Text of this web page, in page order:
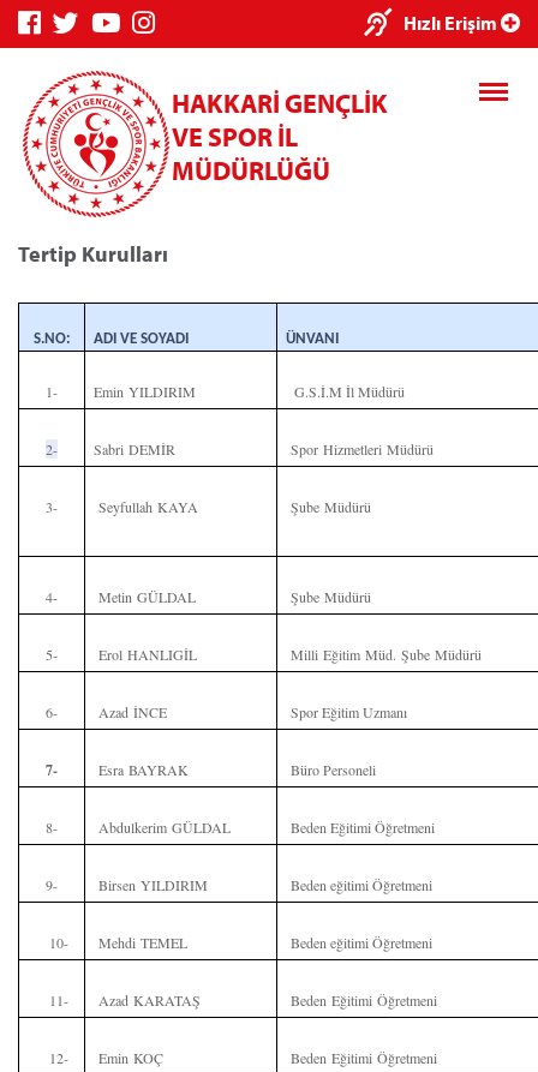
Hızlı Erişim
HAKKARİ GENÇLİK
VE SPOR İL
MÜDÜRLÜĞÜ
Tertip Kurulları
S.NO: ADI VE SOYADI ÜNVANI
1- Emin YILDIRIM G.S.İ.M İl Müdürü
2- Sabri DEMİR Spor Hizmetleri Müdürü
3- Seyfullah KAYA Şube Müdürü
4- Metin GÜLDAL Şube Müdürü
5- Erol HANLIGİL Milli Eğitim Müd. Şube Müdürü
6- Azad İNCE Spor Eğitim Uzmanı
7- Esra BAYRAK Büro Personeli
8- Abdulkerim GÜLDAL Beden Eğitimi Öğretmeni
9- Birsen YILDIRIM Beden eğitimi Öğretmeni
10- Mehdi TEMEL Beden eğitimi Öğretmeni
11- Azad KARATAŞ Beden Eğitimi Öğretmeni
12- Emin KOÇ
Beden Eğitimi Öğretmeni
Genç Bilgi Sistemi Spor Bilgi Sistemi
Kredi/Yurt E-Ödeme